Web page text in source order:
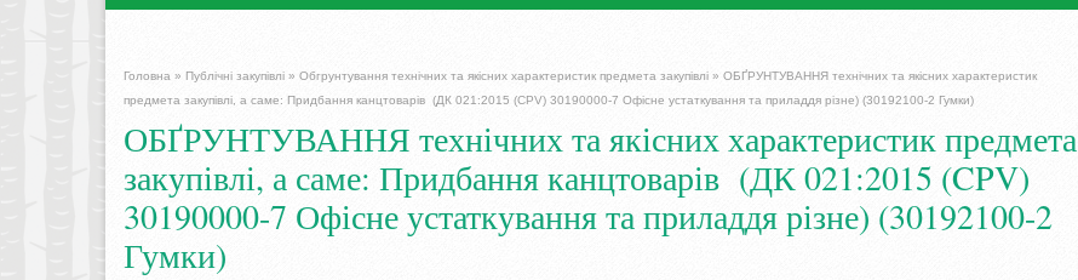
Головна » Публічні закупівлі » Обгрунтування технічних та якісних характеристик предмета закупівлі » ОБҐРУНТУВАННЯ технічних та якісних характеристик
предмета закупівлі, а саме: Придбання канцтоварів (ДК 021:2015 (CPV) 30190000-7 Офісне устаткування та приладдя різне) (30192100-2 Гумки)
ОБҐРУНТУВАННЯ технічних та якісних характеристик предмета
закупівлі, а саме: Придбання канцтоварів (ДК 021:2015 (CPV)
30190000-7 Офісне устаткування та приладдя різне) (30192100-2
Гумки)